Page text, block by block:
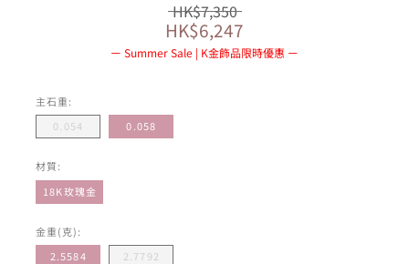
HK$7,350
HK$6,247
Summer Sale | K金飾品限時優惠
主石重:
0.054
0.058
材質:
18K玫瑰金
金重(克):
2.5584
2.7792